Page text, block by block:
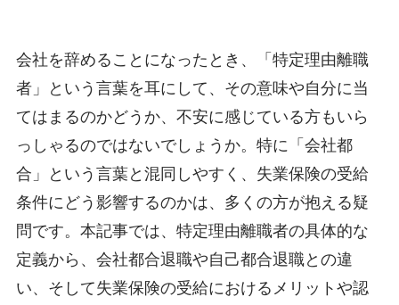
会社を辞めることになったとき、「特定理由離職
者」という言葉を耳にして、その意味や自分に当
てはまるのかどうか、不安に感じている方もいら
っしゃるのではないでしょうか。特に「会社都
合」という言葉と混同しやすく、失業保険の受給
条件にどう影響するのかは、多くの方が抱える疑
問です。本記事では、特定理由離職者の具体的な
定義から、会社都合退職や自己都合退職との違
い、そして失業保険の受給におけるメリットや認